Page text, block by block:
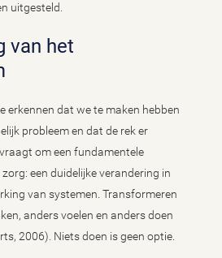
uitgesteld.
van het
erkennen dat we te maken hebben
probleem en dat de rek er
om een fundamentele
een duidelijke verandering in
van systemen. Transformeren
anders voelen en anders doen
2006). Niets doen is geen optie.